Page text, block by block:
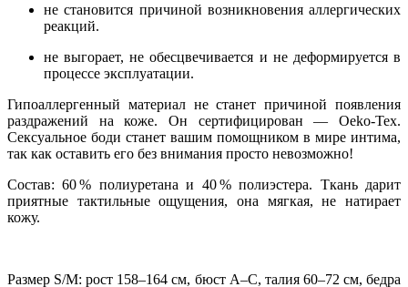
не становится причиной возникновения аллергических
реакций.
не выгорает, не обесцвечивается и не деформируется в
процессе эксплуатации.
Гипоаллергенный материал не станет причиной появления
раздражений на коже. Он сертифицирован — Oeko-Tex.
Сексуальное боди станет вашим помощником в мире интима,
так как оставить его без внимания просто невозможно!
Состав: 60 % полиуретана и 40 % полиэстера. Ткань дарит
приятные тактильные ощущения, она мягкая, не натирает
кожу.
Размер S/M: рост 158–164 см, бюст А–С, талия 60–72 см, бедра